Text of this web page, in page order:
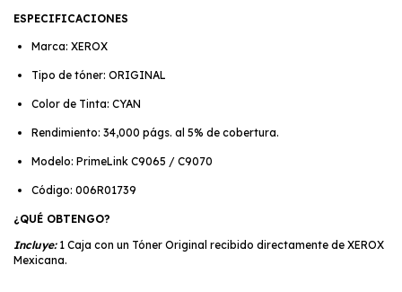
ESPECIFICACIONES
Marca: XEROX
Tipo de tóner: ORIGINAL
Color de Tinta: CYAN
Rendimiento: 34,000 págs. al 5% de cobertura.
Modelo: PrimeLink C9065 / C9070
Código: 006R01739
¿QUÉ OBTENGO?
Incluye:1 Caja con un Tóner Original recibido directamente de XEROX
Mexicana.